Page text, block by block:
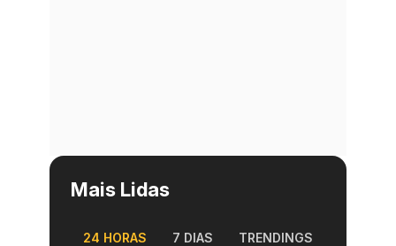
Mais Lidas
24 HORAS 7 DIAS TRENDINGS